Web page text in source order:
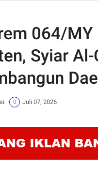
064/MY
Syiar
Juli 07, 2026